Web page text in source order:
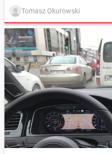
Tomasz Okurowski